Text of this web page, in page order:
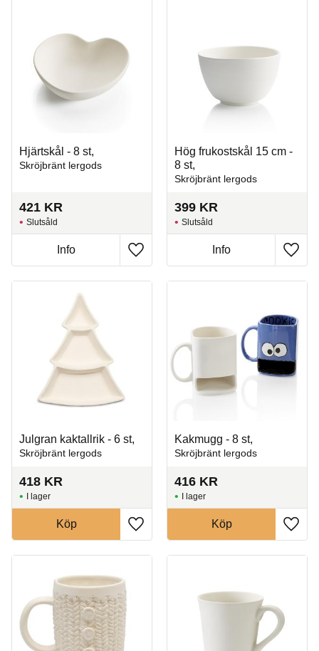
Hjärtskål - 8 st,
Skröjbränt lergods
421 KR
Lägg till i favoriter
Slutsåld
Info
Hög frukostskål 15 cm -
8 st,
Skröjbränt lergods
399 KR
Lägg
Slutsåld
Info
Julgran kaktallrik - 6 st,
Skröjbränt lergods
418 KR
Lägg till i favoriter
I lager
Köp
Kakmugg - 8 st,
Skröjbränt lergods
416 KR
Lägg
I lager
Köp